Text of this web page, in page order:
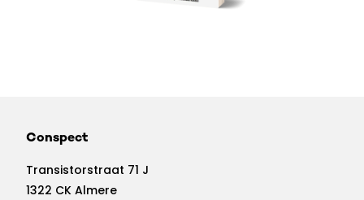
Conspect
Transistorstraat 71 J
1322 CK Almere